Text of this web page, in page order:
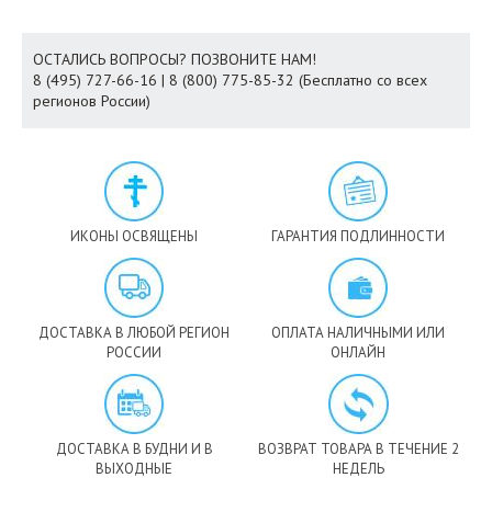
ОСТАЛИСЬ ВОПРОСЫ? ПОЗВОНИТЕ НАМ!
8 (495) 727-66-16 | 8 (800) 775-85-32 (Бесплатно со всех
регионов России)
ИКОНЫ ОСВЯЩЕНЫ ГАРАНТИЯ ПОДЛИННОСТИ
ДОСТАВКА В ЛЮБОЙ РЕГИОН
РОССИИ
ОПЛАТА НАЛИЧНЫМИ ИЛИ
ОНЛАЙН
ДОСТАВКА В БУДНИ И В
ВЫХОДНЫЕ
ВОЗВРАТ ТОВАРА В ТЕЧЕНИЕ 2
НЕДЕЛЬ